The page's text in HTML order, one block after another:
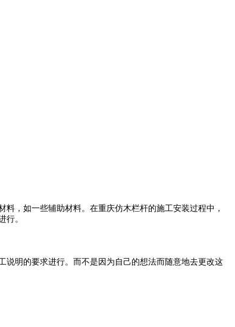
，如一些辅助材料。在重庆仿木栏杆的施工安装过程中，
行。
说明的要求进行。而不是因为自己的想法而随意地去更改这